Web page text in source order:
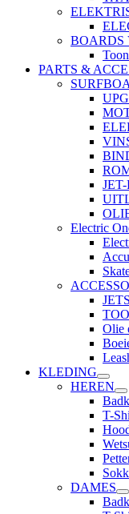
BOARDS
PARTS &
Electric
Olie
KLEDING
HEREN
T-
DAMES